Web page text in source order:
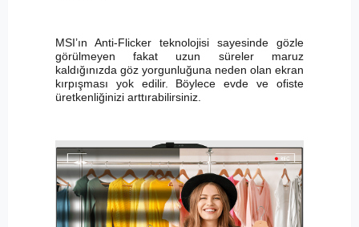
MSI’ın Anti-Flicker teknolojisi sayesinde gözle
görülmeyen fakat uzun süreler maruz
kaldığınızda göz yorgunluğuna neden olan ekran
kırpışması yok edilir. Böylece evde ve ofiste
üretkenliğinizi arttırabilirsiniz.